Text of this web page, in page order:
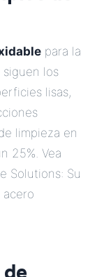
para la
los
lisas,
limpieza en
25%. Vea
Solutions: Su
acero